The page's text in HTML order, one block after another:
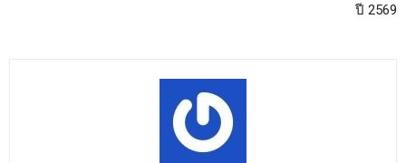
ปี 2569